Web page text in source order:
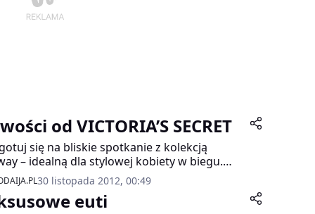
od VICTORIA’S SECRET
się na bliskie spotkanie z kolekcją
– idealną dla stylowej kobiety w biegu.
akcesoria VS z prawdziwej skóry barwionej
z perłowym połyskiem, złotą zawieszką
w kształcie serduszka.
30 listopada 2012, 00:49
euti